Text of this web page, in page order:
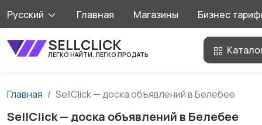
Русский Главная Магазины Бизнес
SELLCLICK
ЛЕГКО НАЙТИ, ЛЕГКО ПРОДАТЬ
Главная SellClick — доска объявлений в Белебее
SellClick — доска объявлений в Белебее